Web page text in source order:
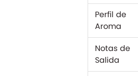
Perfil de
Aroma
Notas de
Salida